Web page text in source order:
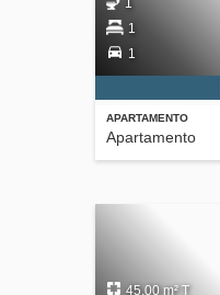
APARTAMENTO
Apartamento
1
1
1
45,00 m² T